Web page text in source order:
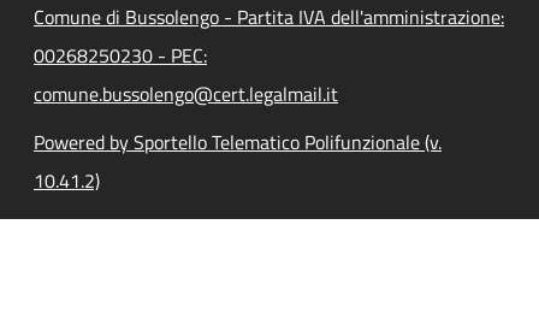
Comune di Bussolengo - Partita IVA dell'amministrazione:
00268250230 - PEC:
comune.bussolengo@cert.legalmail.it
Powered by Sportello Telematico Polifunzionale (v.
10.41.2)